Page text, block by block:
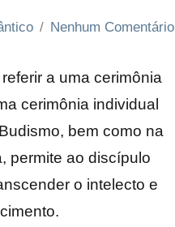
Nenhum Comentário
a uma cerimônia
cerimônia individual
bem como na
permite ao discípulo
o intelecto e